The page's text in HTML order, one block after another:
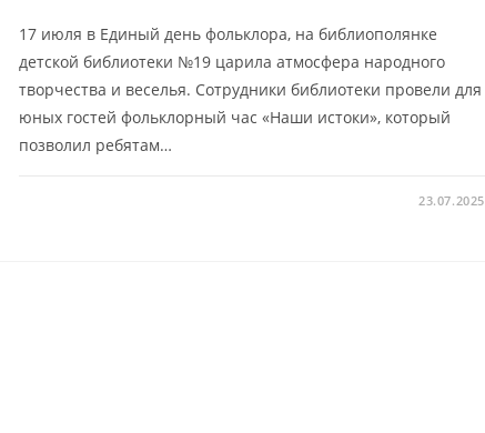
17 июля в Единый день фольклора, на библиополянке
детской библиотеки №19 царила атмосфера народного
творчества и веселья. Сотрудники библиотеки провели для
юных гостей фольклорный час «Наши истоки», который
позволил ребятам…
23.07.2025